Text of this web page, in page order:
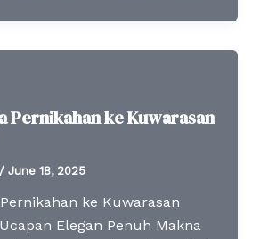
Pernikahan ke Kuwarasan
/ June 18, 2025
ke Kuwarasan
Elegan Penuh Makna